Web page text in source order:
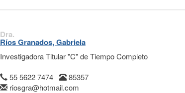
Dra.
Ríos Granados, Gabriela
Investigadora Titular "C" de Tiempo Completo
55 5622 7474
85357
riosgra@hotmail.com